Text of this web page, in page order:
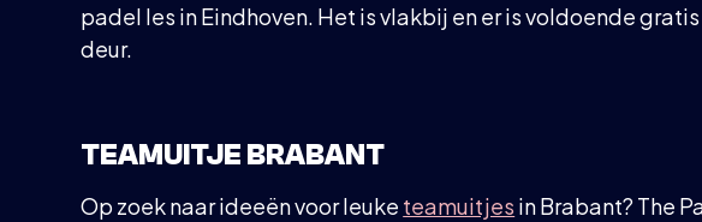
padel les in Eindhoven. Het is vlakbij en er is voldoende
deur.
TEAMUITJE BRABANT
Op zoek naar ideeën voor leuke teamuitjes in Brabant? The